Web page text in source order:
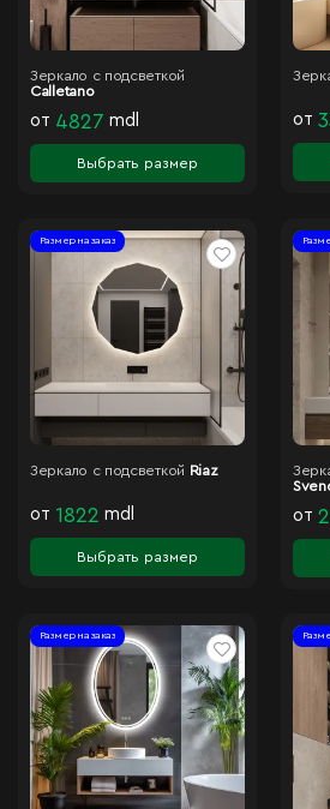
Зеркало с подсветкой
Calletano
от 4827 mdl
Выбрать размер
от
Размер на заказ
Зеркало с подсветкой Riaz
от 1822 mdl
Выбрать размер
от
Размер на заказ